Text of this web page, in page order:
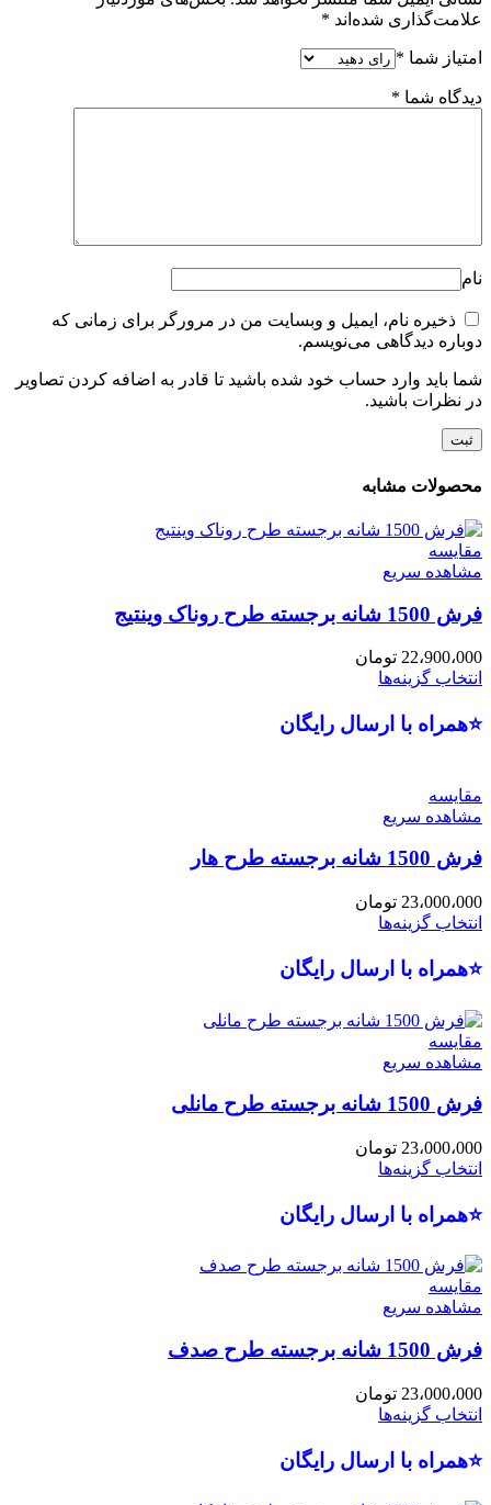
علامت‌گذاری شده‌اند *
امتیاز شما *
دیدگاه شما *
نام
ذخیره نام، ایمیل و وبسایت من در مرورگر برای زمانی که
دوباره دیدگاهی می‌نویسم.
شما باید وارد حساب خود شده باشید تا قادر به اضافه کردن تصاویر
در نظرات باشید.
محصولات مشابه
مقایسه
مشاهده سریع
فرش 1500 شانه برجسته طرح روناک وینتیج
22،900،000 تومان
انتخاب گزینه‌ها
⭐همراه با ارسال رایگان
مقایسه
مشاهده سریع
فرش 1500 شانه برجسته طرح هار
23،000،000 تومان
انتخاب گزینه‌ها
⭐همراه با ارسال رایگان
مقایسه
مشاهده سریع
فرش 1500 شانه برجسته طرح مانلی
23،000،000 تومان
انتخاب گزینه‌ها
⭐همراه با ارسال رایگان
مقایسه
مشاهده سریع
فرش 1500 شانه برجسته طرح صدف
23،000،000 تومان
انتخاب گزینه‌ها
⭐همراه با ارسال رایگان